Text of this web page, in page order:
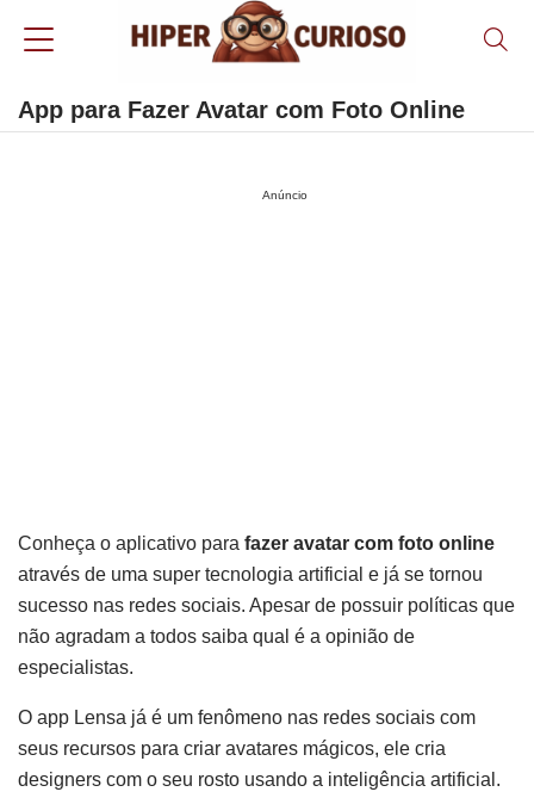
App para Fazer Avatar com Foto Online
Anúncio
Conheça o aplicativo para fazer avatar com foto online
através de uma super tecnologia artificial e já se tornou
sucesso nas redes sociais. Apesar de possuir políticas que
não agradam a todos saiba qual é a opinião de
especialistas.
O app Lensa já é um fenômeno nas redes sociais com
seus recursos para criar avatares mágicos, ele cria
designers com o seu rosto usando a inteligência artificial.